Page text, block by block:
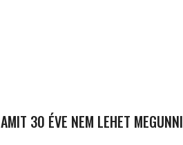
30 ÉVE NEM LEHET MEGUNNI